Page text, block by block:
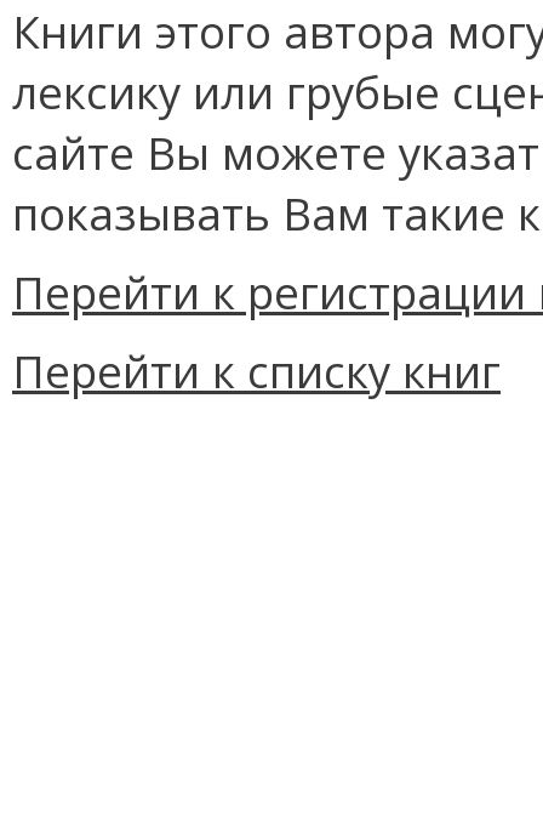
Книги этого автора
лексику или грубые
сайте Вы можете
показывать Вам такие
Перейти к регистрации
Перейти к списку книг